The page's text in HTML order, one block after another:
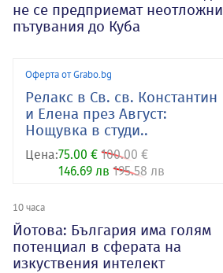
не се предприемат неотложни
пътувания до Куба
Оферта от Grabo.bg
Релакс в Св. св. Константин
и Елена през Август:
Нощувка в студи..
Цена:75.00 € 100.00 €
146.69 лв 195.58 лв
10 часа
Йотова: България има голям
потенциал в сферата на
изкуствения интелект